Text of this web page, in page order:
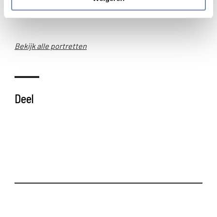
Ignis Webmagazine
Bekijk alle portretten
Deel